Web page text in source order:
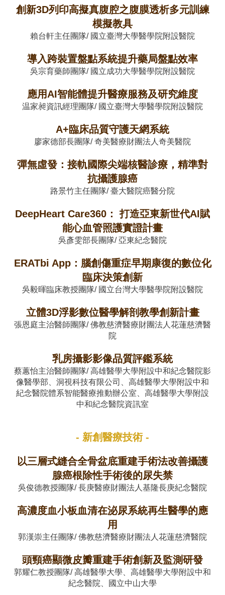
創新3D列印高擬真腹腔之腹膜透析多元訓練
模擬教具
賴台軒主任團隊/ 國立臺灣大學醫學院附設醫院
導入跨裝置盤點系統提升藥局盤點效率
吳宗育藥師團隊/ 國立成功大學醫學院附設醫院
應用AI智能體提升醫療服務及研究維度
温家昶資訊經理團隊/ 國立臺灣大學醫學院附設醫院
A+臨床品質守護天網系統
廖家德部長團隊/ 奇美醫療財團法人奇美醫院
彈無虛發：接軌國際尖端核醫診療，精準對
抗攝護腺癌
路景竹主任團隊/ 臺大醫院癌醫分院
DeepHeart Care360： 打造亞東新世代AI賦
能心血管照護實證計畫
吳彥雯部長團隊/ 亞東紀念醫院
ERATbi App：腦創傷重症早期康復的數位化
臨床決策創新
吳毅暉臨床教授團隊/ 國立台灣大學醫學院附設醫院
立體3D浮影數位醫學解剖教學創新計畫
張恩庭主治醫師團隊/ 佛教慈濟醫療財團法人花蓮慈濟醫
院
乳房攝影影像品質評鑑系統
蔡蕙怡主治醫師團隊/ 高雄醫學大學附設中和紀念醫院影
像醫學部、洞視科技有限公司、高雄醫學大學附設中和
紀念醫院體系智能醫療推動辦公室、高雄醫學大學附設
中和紀念醫院資訊室
- 新創醫療技術 -
以三層式縫合全骨盆底重建手術法改善攝護
腺癌根除性手術後的尿失禁
吳俊德教授團隊/ 長庚醫療財團法人基隆長庚紀念醫院
高濃度血小板血清在泌尿系統再生醫學的應
用
郭漢崇主任團隊/ 佛教慈濟醫療財團法人花蓮慈濟醫院
頭頸癌顯微皮瓣重建手術創新及監測研發
郭耀仁教授團隊/ 高雄醫學大學、高雄醫學大學附設中和
紀念醫院、國立中山大學